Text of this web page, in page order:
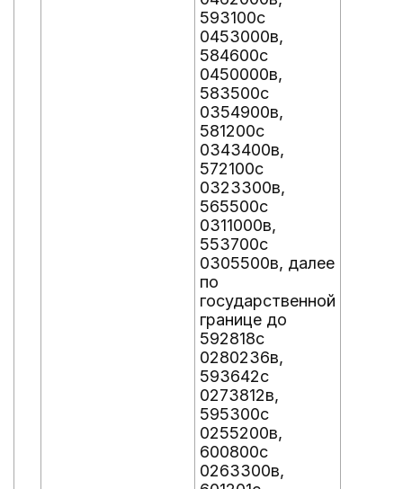
593100с
0453000в,
584600с
0450000в,
583500с
0354900в,
581200с
0343400в,
572100с
0323300в,
565500с
0311000в,
553700с
0305500в, далее
по
государственной
границе до
592818с
0280236в,
593642с
0273812в,
595300с
0255200в,
600800с
0263300в,